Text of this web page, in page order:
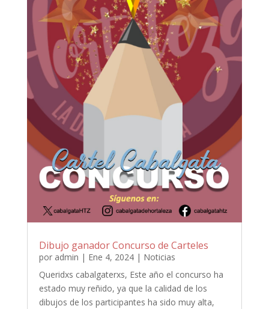
Dibujo ganador Concurso de Carteles
por admin | Ene 4, 2024| Noticias
Queridxs cabalgaterxs, Este año el concurso ha
estado muy reñido, ya que la calidad de los
dibujos de los participantes ha sido muy alta,